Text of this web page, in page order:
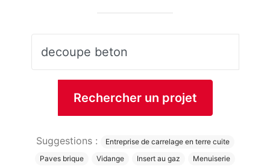
Rechercher un projet
Suggestions :
Entreprise de carrelage en terre cuite
Paves brique
Vidange Insert au gaz Menuiserie